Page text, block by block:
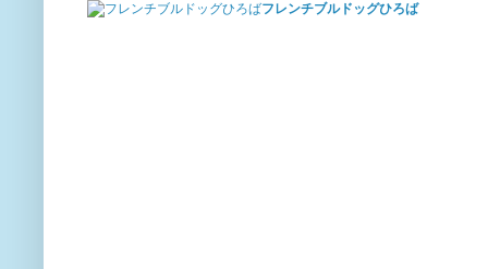
フレンチブルドッグひろば